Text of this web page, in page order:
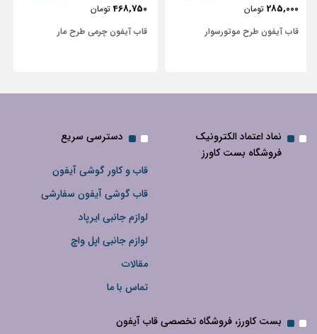
468,750 تومان
قاب آیفون چرمی طرح مار
443,750 تومان
قاب آیفون شفاف با پاپیون سفید و
نماد اعتماد الکترونیک
فروشگاه بست کاورز
دسترسی سریع
قاب و کاور گوشی آیفون
قاب گوشی آیفون سفارشی
لوازم جانبی ایرپاد
لوازم جانبی اپل واچ
مقالات
تماس با ما
بست کاورز، فروشگاه تخصصی قاب آیفون